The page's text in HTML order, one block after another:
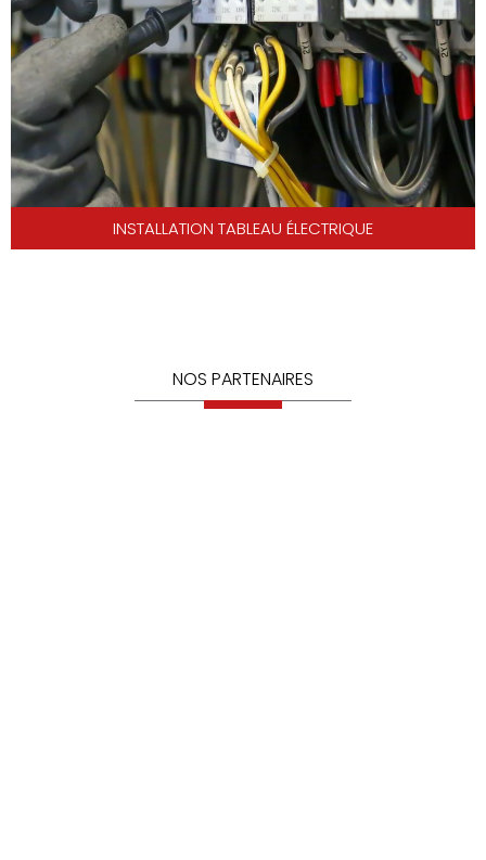
INSTALLATION TABLEAU ÉLECTRIQUE
NOS PARTENAIRES